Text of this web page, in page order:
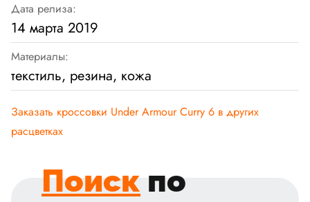
Дата релиза:
14 марта 2019
Материалы:
текстиль, резина, кожа
Заказать кроссовки Under Armour Curry 6 в других
расцветках
Поиск по